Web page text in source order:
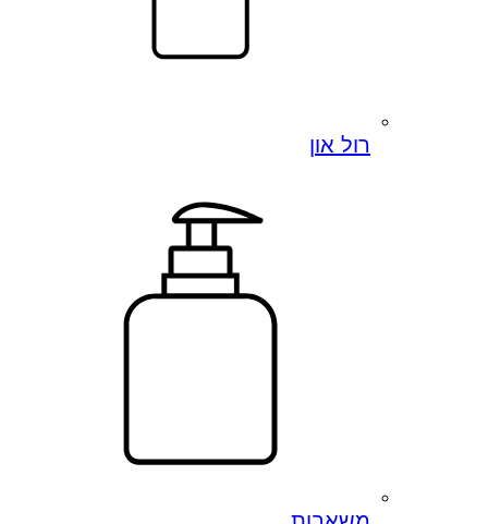
רול און